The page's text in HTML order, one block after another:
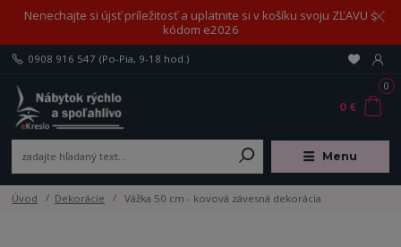
Nenechajte si újsť príležitosť a uplatnite si v košíku svoju ZĽAVU s
kódom e2026
Menu
0908 916 547 (Po-Pia, 9-18 hod.)
0
0 €
Úvod Dekorácie Vážka 50 cm - kovová závesná dekorácia